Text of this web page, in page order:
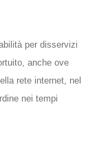
per disservizi
anche ove
rete internet, nel
nei tempi